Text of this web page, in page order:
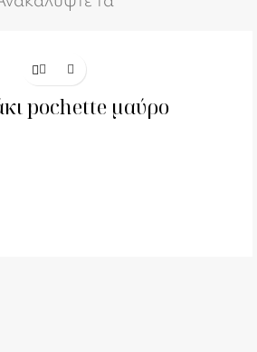
pochette μαύρο